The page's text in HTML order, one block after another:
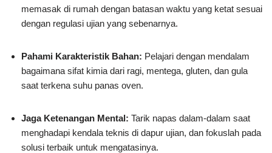
memasak di rumah dengan batasan waktu yang ketat sesuai
dengan regulasi ujian yang sebenarnya.
Pahami Karakteristik Bahan: Pelajari dengan mendalam
bagaimana sifat kimia dari ragi, mentega, gluten, dan gula
saat terkena suhu panas oven.
Jaga Ketenangan Mental: Tarik napas dalam-dalam saat
menghadapi kendala teknis di dapur ujian, dan fokuslah pada
solusi terbaik untuk mengatasinya.